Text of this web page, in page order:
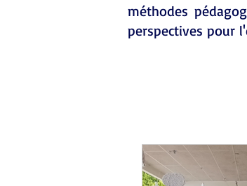
méthodes
perspectives pour